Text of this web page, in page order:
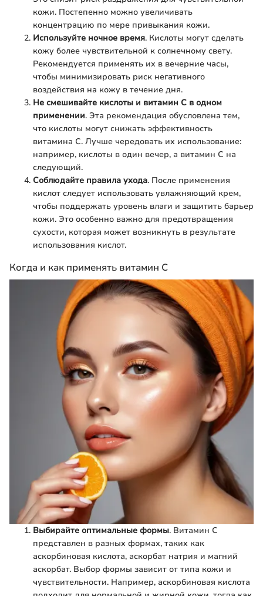
кожи. Постепенно можно увеличивать
концентрацию по мере привыкания кожи.
Используйте ночное время. Кислоты могут сделать
кожу более чувствительной к солнечному свету.
Рекомендуется применять их в вечерние часы,
чтобы минимизировать риск негативного
воздействия на кожу в течение дня.
Не смешивайте кислоты и витамин C в одном
применении. Эта рекомендация обусловлена тем,
что кислоты могут снижать эффективность
витамина C. Лучше чередовать их использование:
например, кислоты в один вечер, а витамин C на
следующий.
Соблюдайте правила ухода. После применения
кислот следует использовать увлажняющий крем,
чтобы поддержать уровень влаги и защитить барьер
кожи. Это особенно важно для предотвращения
сухости, которая может возникнуть в результате
использования кислот.
Когда и как применять витамин С
Выбирайте оптимальные формы. Витамин C
представлен в разных формах, таких как
аскорбиновая кислота, аскорбат натрия и магний
аскорбат. Выбор формы зависит от типа кожи и
чувствительности. Например, аскорбиновая кислота